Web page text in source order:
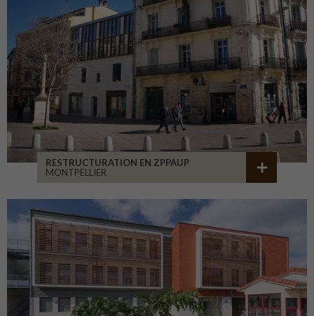
RESTRUCTURATION EN ZPPAUP
MONTPELLIER